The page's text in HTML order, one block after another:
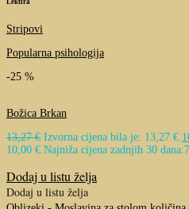
Lektira
Stripovi
Popularna psihologija
-25 %
Božica Brkan
13,27€ Izvorna cijena bila je: 13,27 €.
10,00 €.Najniža cijena zadnjih 30 dana:
Dodaj u listu želja
Dodaj u listu želja